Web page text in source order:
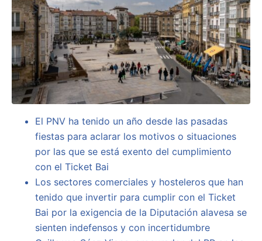
El PNV ha tenido un año desde las pasadas
fiestas para aclarar los motivos o situaciones
por las que se está exento del cumplimiento
con el Ticket Bai
Los sectores comerciales y hosteleros que han
tenido que invertir para cumplir con el Ticket
Bai por la exigencia de la Diputación alavesa se
sienten indefensos y con incertidumbre